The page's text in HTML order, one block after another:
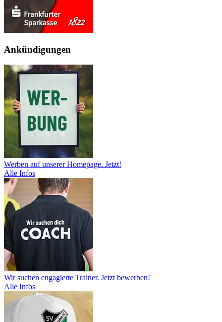
Ankündigungen
Werben auf unserer Homepage. Jetzt!
Alle Infos
Wir suchen engagierte Trainer. Jetzt bewerben!
Alle Infos